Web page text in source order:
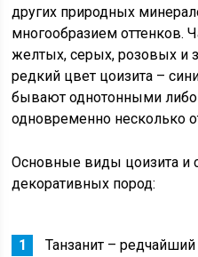
других природных
многообразием оттенков.
желтых, серых, розовых и
редкий цвет цоизита –
бывают однотонными
одновременно несколько
Основные виды цоизита и
декоративных пород:
Танзанит –